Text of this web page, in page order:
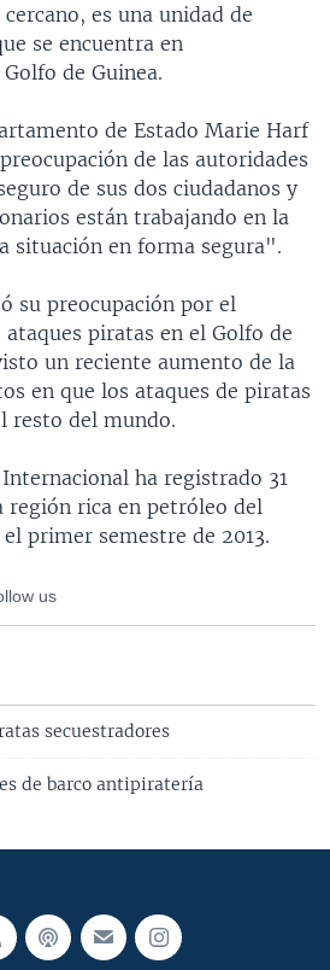
es una unidad de
se encuentra en
de Guinea.
de Estado Marie Harf
de las autoridades
de sus dos ciudadanos y
están trabajando en la
situación en forma segura".
su preocupación por el
piratas en el Golfo de
un reciente aumento de la
en que los ataques de piratas
resto del mundo.
ha registrado 31
región rica en petróleo del
primer semestre de 2013.
us
secuestradores
de barco antipiratería